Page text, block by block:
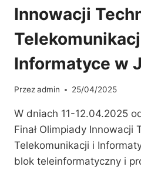
Innowacji
Informatyce w
Przezadmin 25/04/2025
W dniach 11-12.04.2025
Finał Olimpiady Innowacji
Telekomunikacji i
blok teleinformatyczny i